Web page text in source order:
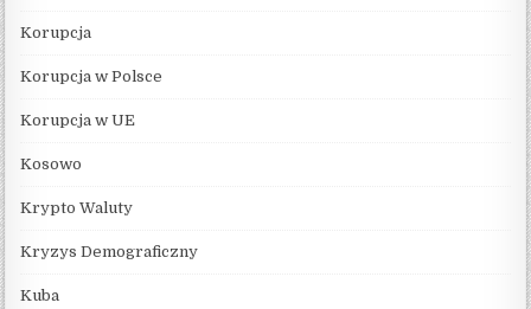
Korupcja
Korupcja w Polsce
Korupcja w UE
Kosowo
Krypto Waluty
Kryzys Demograficzny
Kuba